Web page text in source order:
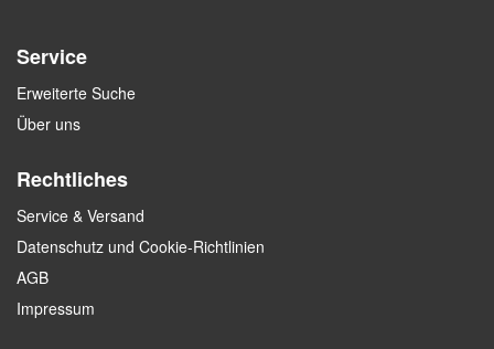
Service
Erweiterte Suche
Über uns
Rechtliches
Service & Versand
Datenschutz und Cookie-Richtlinien
AGB
Impressum